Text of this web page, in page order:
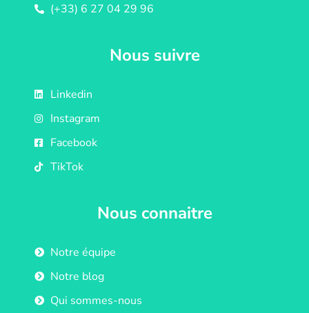
(+33) 6 27 04 29 96
Nous suivre
Linkedin
Instagram
Facebook
TikTok
Nous connaitre
Notre équipe
Notre blog
Qui sommes-nous